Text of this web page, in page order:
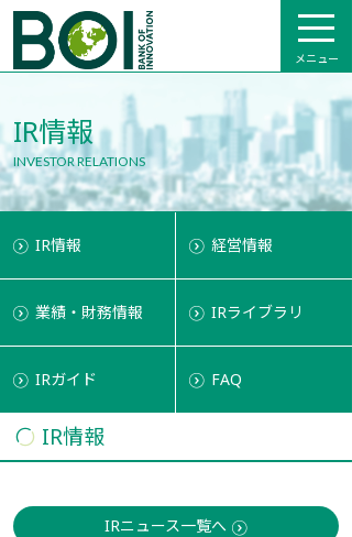
メニュー
IR情報
INVESTOR RELATIONS
IR情報 経営情報
業績・財務情報 IRライブラリ
IRガイド FAQ
IR情報
IRニュース一覧へ